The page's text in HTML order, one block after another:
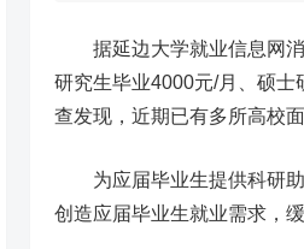
据延边大学就业信息网消
研究生毕业4000元/月、硕士
查发现，近期已有多所高校
为应届毕业生提供科研助
创造应届毕业生就业需求，